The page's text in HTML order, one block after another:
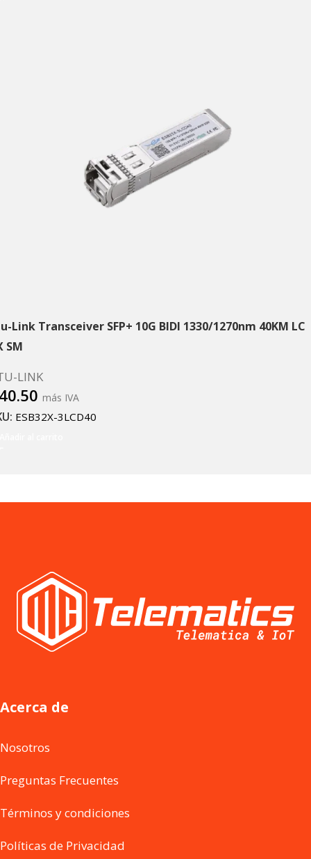
Link Transceiver SFP+ 10G BIDI 1330/1270nm 40KM LC
SM
LINK
más IVA
ESB32X-3LCD40
Acerca de
Nosotros
Preguntas Frecuentes
Términos y condiciones
Políticas de Privacidad